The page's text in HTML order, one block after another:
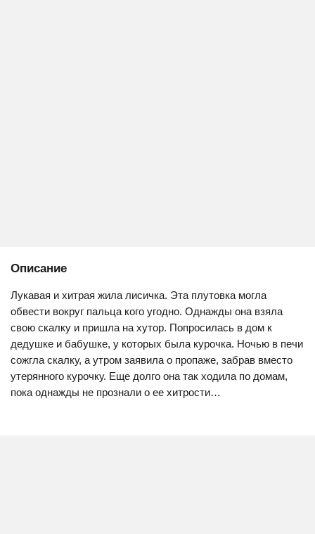
Описание
Лукавая и хитрая жила лисичка. Эта плутовка могла
обвести вокруг пальца кого угодно. Однажды она взяла
свою скалку и пришла на хутор. Попросилась в дом к
дедушке и бабушке, у которых была курочка. Ночью в печи
сожгла скалку, а утром заявила о пропаже, забрав вместо
утерянного курочку. Еще долго она так ходила по домам,
пока однажды не прознали о ее хитрости…